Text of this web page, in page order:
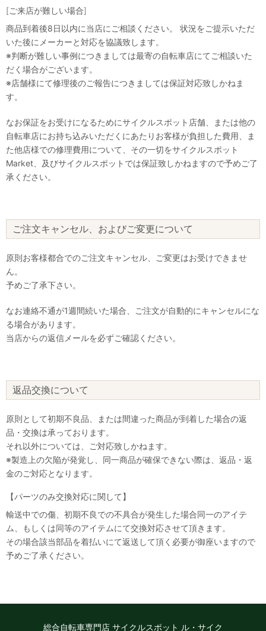
[ご来店が難しい場合]
商品到着後8日以内に当店にご相談ください。 状況をご提示いただ
いた後にメーカーと対応を協議致します。
※判断が難しい事例につきましては最寄の自転車店にてご相談いた
だく場合がございます。
※店舗様にて修理後のご報告につきましては保証対応致しかねま
す。
なお保証をお受けになるためにサイクルスポット店舗、または他の
自転車店にお持ち込みいただくにあたりお客様が負担した費用、ま
た他店様での修理費用について、その一切をサイクルスポット
Market、及びサイクルスポットでは保証致しかねますので予めご了
承ください。
ご注文キャンセル、およびご変更について
原則お客様都合でのご注文キャンセル、ご変更はお受けできませ
ん。
予めご了承下さい。
なお連絡不通が1週間続いた場合、ご注文が自動的にキャンセルにな
る場合があります。
当店からの返信メールを必ずご確認ください。
返品交換について
原則として初期不良品、または間違った商品が到着した場合の返
品・交換は承っております。
それ以外については、ご対応致しかねます。
※製造上の欠陥が発覚し、同一商品が確保できない際は、返品・返
金のご対応となります。
【パーツのみ交換対応に関して】
輸送中での傷、初期不良での不具合が発生した場合同一のアイテ
ム、もしくは同等のアイテムにて交換対応させて頂きます。
その場合該当部品を着払いにて返送して頂く必要が御座いますので
予めご了承ください。
総合自転車専門店 サイクルスポット ル・サイク
なにかお困りのことはございますか？